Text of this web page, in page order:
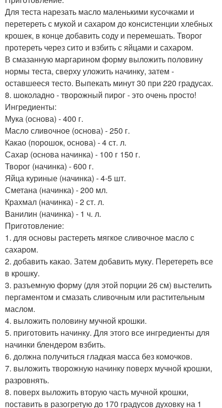
Для теста нарезать масло маленькими кусочками и
перетереть с мукой и сахаром до консистенции хлебных
крошек, в конце добавить соду и перемешать. Творог
протереть через сито и взбить с яйцами и сахаром.
В смазанную маргарином форму выложить половину
нормы теста, сверху уложить начинку, затем -
оставшееся тесто. Выпекать минут 30 при 220 градусах.
8. шоколадно - творожный пирог - это очень просто!
Ингредиенты:
Мука (основа) - 400 г.
Масло сливочное (основа) - 250 г.
Какао (порошок, основа) - 4 ст. л.
Сахар (основа начинка) - 100 г 150 г.
Творог (начинка) - 600 г.
Яйца куриные (начинка) - 4-5 шт.
Сметана (начинка) - 200 мл.
Крахмал (начинка) - 2 ст. л.
Ванилин (начинка) - 1 ч. л.
Приготовление:
1. для основы растереть мягкое сливочное масло с
сахаром.
2. добавить какао. Затем добавить муку. Перетереть все
в крошку.
3. разъемную форму (для этой порции 26 см) выстелить
пергаментом и смазать сливочным или растительным
маслом.
4. выложить половину мучной крошки.
5. приготовить начинку. Для этого все ингредиенты для
начинки блендером взбить.
6. должна получиться гладкая масса без комочков.
7. выложить творожную начинку поверх мучной крошки,
разровнять.
8. поверх выложить вторую часть мучной крошки,
поставить в разогретую до 170 градусов духовку на 1